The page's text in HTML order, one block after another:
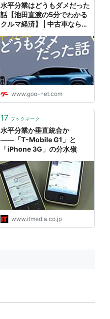
水平分業はどうもダメだった
話【池田直渡の5分でわかる
クルマ経済】 | 中古車なら
www.goo-net.com
17 ブックマーク
水平分業か垂直統合か
――「T-Mobile G1」と
「iPhone 3G」の分水嶺
www.itmedia.co.jp